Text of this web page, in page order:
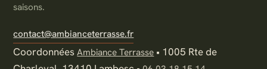
saisons.
contact@ambianceterrasse.fr
Coordonnées Ambiance Terrasse • 1005 Rte de